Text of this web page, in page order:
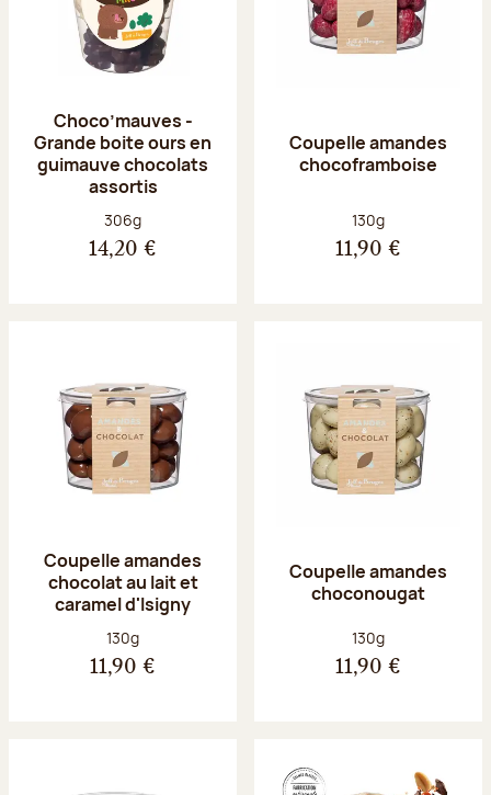
Choco’mauves -
Grande boite ours en
guimauve chocolats
assortis
Poids net :
306g
14,20 €
Coupelle amandes
chocoframboise
Poids net :
130g
11,90 €
Coupelle amandes
chocolat au lait et
caramel d'Isigny
Poids net :
130g
11,90 €
Coupelle amandes
choconougat
Poids net :
130g
11,90 €